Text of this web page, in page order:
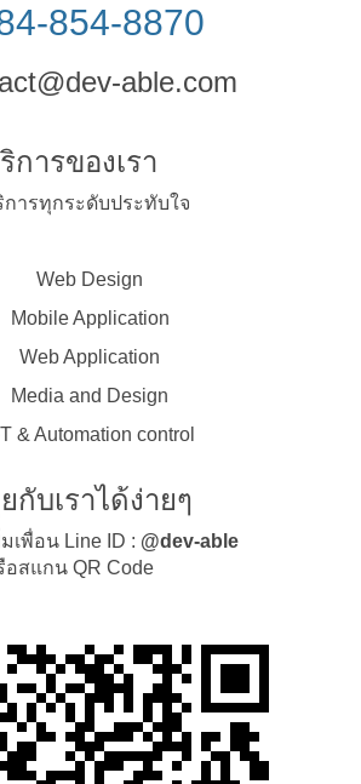
854-8870
able.com
การของเรา
การทุกระดับประทับใจ
Web Design
Mobile Application
Web Application
Media and Design
& Automation control
กับเราได้ง่ายๆ
มเพื่อน Line ID : @dev-able
อสแกน QR Code